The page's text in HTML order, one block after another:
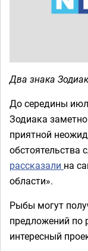
Два знака
До середины
Зодиака
приятной
обстоятельства
рассказали на
области».
Рыбы могут
предложений по
интересный